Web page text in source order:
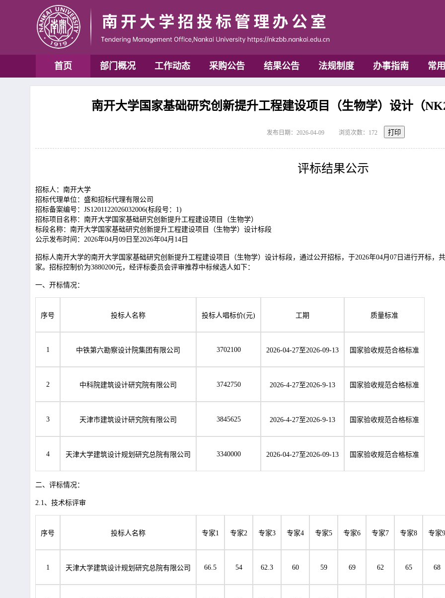
首页 部门概况 工作动态 采购公告 结果公告 法规制度 办事指南 常
南开大学国家基础研究创新提升工程建设项目（生物学）设计（
发布日期：2026-04-09 浏览次数： 172 打印
评标结果公示
招标人：南开大学
招标代理单位：盛和招标代理有限公司
招标备案编号： JS1201122026032006(标段号：1)
招标项目名称：南开大学国家基础研究创新提升工程建设项目（生物学）
标段名称：南开大学国家基础研究创新提升工程建设项目（生物学）设计标段
公示发布时间： 2026年04月09日至2026年04月14日
招标人南开大学的南开大学国家基础研究创新提升工程建设项目（生物学）设计标段，通过公开招标，于2026年04月07日进行开标，
家。招标控制价为3880200元，经评标委员会评审推荐中标候选人如下：
一、开标情况：
序号 投标人名称 投标人唱标价(元) 工期 质量标准
1 中铁第六勘察设计院集团有限公司 3702100 2026-04-27至2026-09-13 国家验收规范合格标准
2 中科院建筑设计研究院有限公司 3742750 2026-4-27至2026-9-13 国家验收规范合格标准
3 天津市建筑设计研究院有限公司 3845625 2026-4-27至2026-9-13 国家验收规范合格标准
4 天津大学建筑设计规划研究总院有限公司 3340000 2026-04-27至2026-09-13 国家验收规范合格标准
二、评标情况：
2.1、技术标评审
序号 投标人名称 专家1 专家2 专家3 专家4 专家5 专家6 专家7 专家8 专家9
1 天津大学建筑设计规划研究总院有限公司 66.5 54 62.3 60 59 69 62 65 68